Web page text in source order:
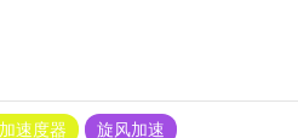
速度器
旋风加速